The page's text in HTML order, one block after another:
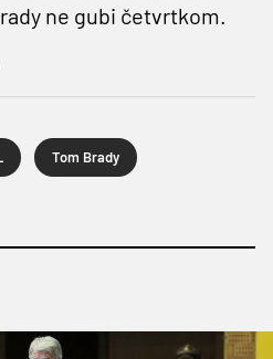
ne gubi četvrtkom.
Tom Brady